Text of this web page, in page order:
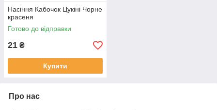
Насіння Кабочок Цукіні Чорне
красеня
Готово до відправки
21 ₴
Купити
Про нас